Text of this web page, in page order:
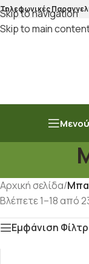
Skip to navigation
Skip to main
Τηλεφωνικές
Μενού
Αρχική σελίδα/
Βλέπετε 1–18 από
Εμφάνιση